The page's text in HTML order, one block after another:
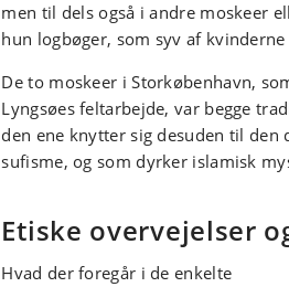
men til dels også i andre moskeer
hun logbøger, som syv af
De to moskeer i Storkøbenhavn,
Lyngsøes feltarbejde, var begge
den ene knytter sig desuden til den
sufisme, og som dyrker islamisk
Etiske overvejelser
Hvad der foregår i de enkelte